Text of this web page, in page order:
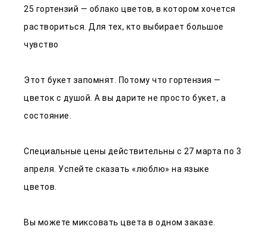
25 гортензий — облако цветов, в котором хочется
раствориться. Для тех, кто выбирает большое
чувство
Этот букет запомнят. Потому что гортензия —
цветок с душой. А вы дарите не просто букет, а
состояние.
Специальные цены действительны с 27 марта по 3
апреля. Успейте сказать «люблю» на языке
цветов.
Вы можете миксовать цвета в одном заказе.